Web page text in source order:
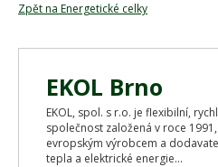
Zpět na Energetické celky
EKOL Brno
EKOL, spol. s r.o. je flexibilní,
společnost založená v roce
evropským výrobcem a
tepla a elektrické energie...